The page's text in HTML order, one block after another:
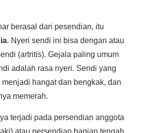
berasal dari pesendian, itu
. Nyeri sendi ini bisa dengan atau
(artritis). Gejala paling umum
adalah rasa nyeri. Sendi yang
hangat dan bengkak, dan
memerah.
terjadi pada persendian anggota
atau persendian bagian tengah